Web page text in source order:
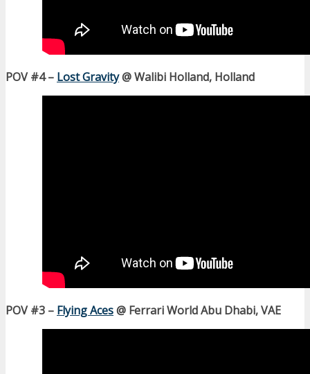
POV #4 – Lost Gravity@ Walibi Holland, Holland
POV #3 – Flying Aces@ Ferrari World Abu Dhabi, VAE